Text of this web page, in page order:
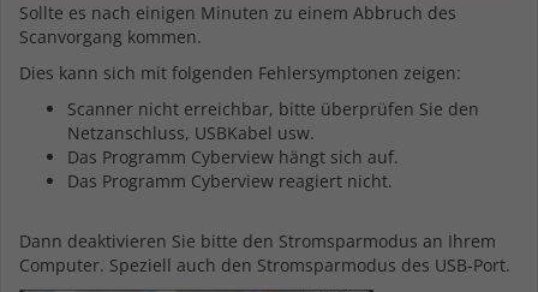
Sollte es nach einigen Minuten zu einem Abbruch des
Scanvorgang kommen.
Dies kann sich mit folgenden Fehlersymptonen zeigen:
Scanner nicht erreichbar, bitte überprüfen Sie den
Netzanschluss, USBKabel usw.
Das Programm Cyberview hängt sich auf.
Das Programm Cyberview reagiert nicht.
Dann deaktivieren Sie bitte den Stromsparmodus an Ihrem
Computer. Speziell auch den Stromsparmodus des USB-Port.